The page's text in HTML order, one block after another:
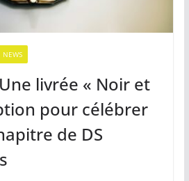
NEWS
livrée « Noir et
pour célébrer
de DS